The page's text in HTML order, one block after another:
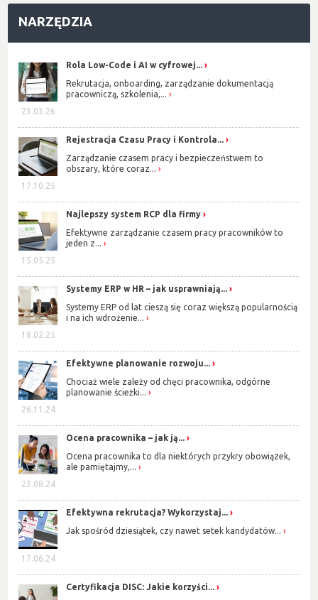
NARZĘDZIA
23.03.26
Rola Low-Code i AI w cyfrowej...
Rekrutacja, onboarding, zarządzanie dokumentacją
pracowniczą, szkolenia,...
17.10.25
Rejestracja Czasu Pracy i Kontrola...
Zarządzanie czasem pracy i bezpieczeństwem to
obszary, które coraz...
15.05.25
Najlepszy system RCP dla firmy
Efektywne zarządzanie czasem pracy pracowników to
jeden z...
18.02.25
Systemy ERP w HR – jak usprawniają...
Systemy ERP od lat cieszą się coraz większą popularnością
i na ich wdrożenie...
26.11.24
Efektywne planowanie rozwoju...
Chociaż wiele zależy od chęci pracownika, odgórne
planowanie ścieżki...
23.08.24
Ocena pracownika – jak ją...
Ocena pracownika to dla niektórych przykry obowiązek,
ale pamiętajmy,...
17.06.24
Efektywna rekrutacja? Wykorzystaj...
Jak spośród dziesiątek, czy nawet setek kandydatów...
Certyfikacja DISC: Jakie korzyści...